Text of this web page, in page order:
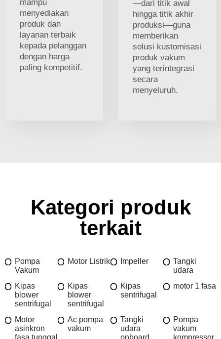
mampu
menyediakan
produk dan
layanan terbaik
kepada pelanggan
dengan harga
paling kompetitif.
—dari titik awal
hingga titik akhir
produksi—guna
memberikan
solusi kustomisasi
produk vakum
yang terintegrasi
secara
menyeluruh.
Kategori produk
terkait
Pompa
Vakum
Motor Listrik Impeller
Tangki
udara
Kipas
blower
sentrifugal
Kipas
blower
sentrifugal
Kipas
sentrifugal
motor 1 fasa
Motor
asinkron
Ac pompa
vakum
Tangki
udara
Pompa
vakum